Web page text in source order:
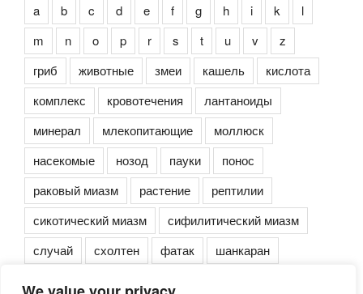
a b c d e f g h i k
l
m
n o p r s t u v
z
гриб
животные змеи кашель
кислота
комплекс
кровотечения
лантаноиды
минерал
млекопитающие
моллюск
насекомые
нозод пауки
понос
раковый миазм
растение
рептилии
сикотический миазм
сифилитический миазм
случай
схолтен фатак шанкаран